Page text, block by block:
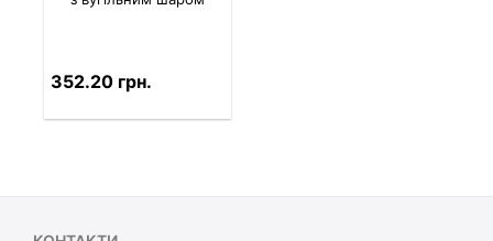
352.20 грн.